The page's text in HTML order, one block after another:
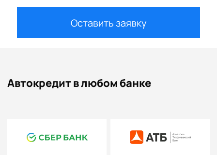
Оставить заявку
Автокредит в любом банке